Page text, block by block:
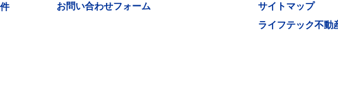
お問い合わせフォーム
サイトマップ
ライフテック不動